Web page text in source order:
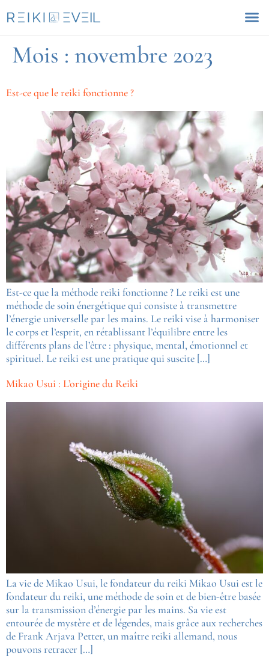
Mois : novembre 2023
Est-ce que le reiki fonctionne ?
Est-ce que la méthode reiki fonctionne ? Le reiki est une
méthode de soin énergétique qui consiste à transmettre
l’énergie universelle par les mains. Le reiki vise à harmoniser
le corps et l’esprit, en rétablissant l’équilibre entre les
différents plans de l’être : physique, mental, émotionnel et
spirituel. Le reiki est une pratique qui suscite […]
Mikao Usui : L’origine du Reiki
La vie de Mikao Usui, le fondateur du reiki Mikao Usui est le
fondateur du reiki, une méthode de soin et de bien-être basée
sur la transmission d’énergie par les mains. Sa vie est
entourée de mystère et de légendes, mais grâce aux recherches
de Frank Arjava Petter, un maître reiki allemand, nous
pouvons retracer […]